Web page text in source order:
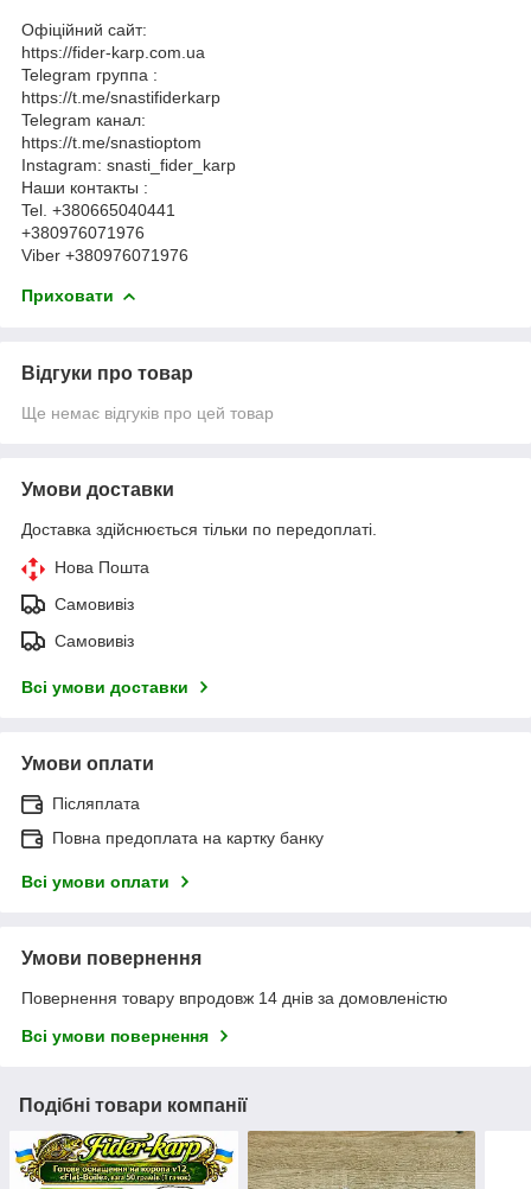
Офіційний сайт:
https://fider-karp.com.ua
Telegram группа :
https://t.me/snastifiderkarp
Telegram канал:
https://t.me/snastioptom
Instagram: snasti_fider_karp
Наши контакты :
Tel. +380665040441
+380976071976
Viber +380976071976
Приховати
Відгуки про товар
Ще немає відгуків про цей товар
Умови доставки
Доставка здійснюється тільки по передоплаті.
Нова Пошта
Самовивіз
Самовивіз
Всі умови доставки
Умови оплати
Післяплата
Повна предоплата на картку банку
Всі умови оплати
Умови повернення
Повернення товару впродовж 14 днів за домовленістю
Всі умови повернення
Подібні товари компанії